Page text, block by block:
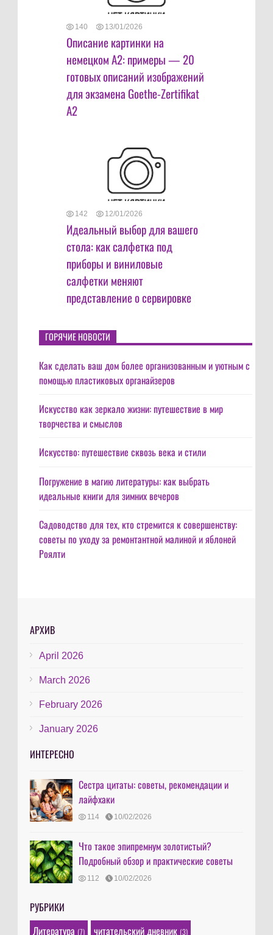
140 13/01/2026
Описание картинки на
немецком А2: примеры — 20
готовых описаний изображений
для экзамена Goethe-Zertifikat
A2
142 12/01/2026
Идеальный выбор для вашего
стола: как салфетка под
приборы и виниловые
салфетки меняют
представление о сервировке
ГОРЯЧИЕ НОВОСТИ
Как сделать ваш дом более организованным и уютным с
помощью пластиковых органайзеров
Искусство как зеркало жизни: путешествие в мир
творчества и смыслов
Искусство: путешествие сквозь века и стили
Погружение в магию литературы: как выбрать
идеальные книги для зимних вечеров
Садоводство для тех, кто стремится к совершенству:
советы по уходу за ремонтантной малиной и яблоней
Роялти
АРХИВ
April 2026
March 2026
February 2026
January 2026
ИНТЕРЕСНО
Сестра цитаты: советы, рекомендации и
лайфхаки
114 10/02/2026
Что такое эпипремнум золотистый?
Подробный обзор и практические советы
112 10/02/2026
РУБРИКИ
Литература (7) читательский дневник (3)